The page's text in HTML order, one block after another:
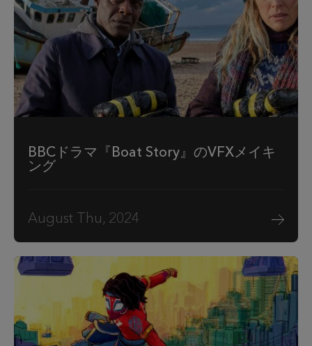
BBCドラマ『Boat Story』のVFXメイキ
ング
August Thu, 2024